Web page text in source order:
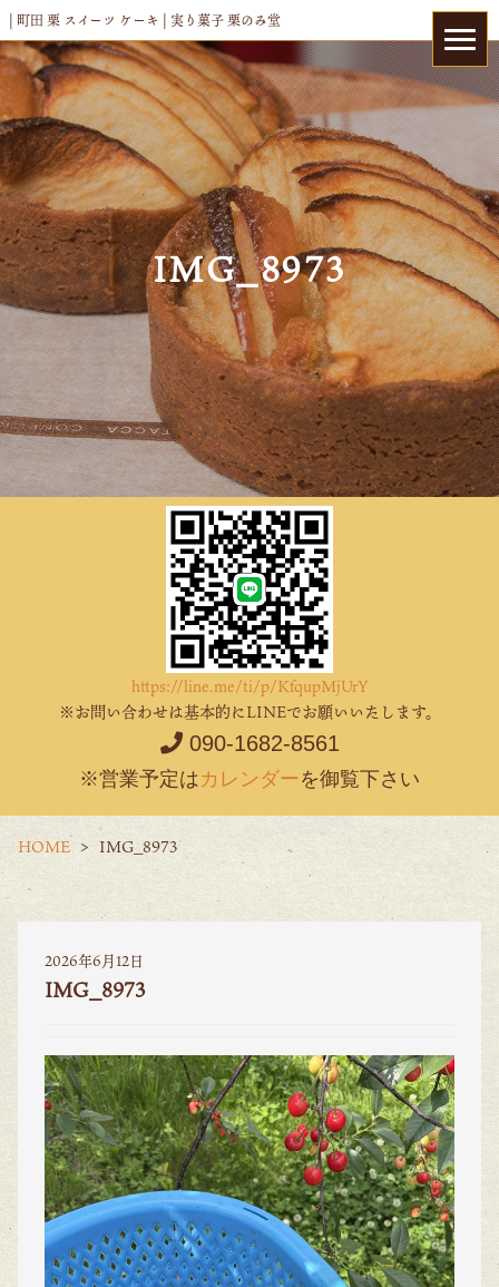
| 町田 栗 スイーツ ケーキ | 実り菓子 栗のみ堂
IMG_8973
https://line.me/ti/p/KfqupMjUrY
※お問い合わせは基本的にLINEでお願いいたします。
090-1682-8561
※営業予定はカレンダーを御覧下さい
HOME IMG_8973
2026年6月12日
IMG_8973